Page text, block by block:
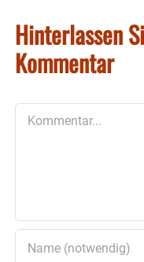
Hinterlassen
Kommentar